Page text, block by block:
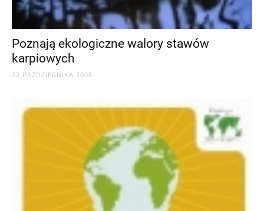
Poznają ekologiczne walory stawów
karpiowych
22 PAŹDZIERNIKA 2008